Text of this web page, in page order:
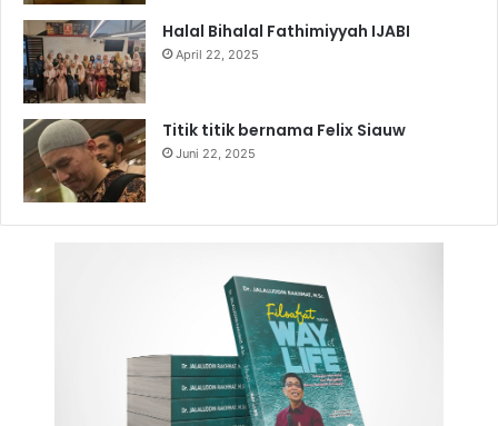
Halal Bihalal Fathimiyyah IJABI
April 22, 2025
Titik titik bernama Felix Siauw
Juni 22, 2025